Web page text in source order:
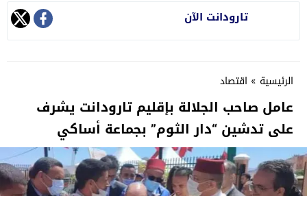
تارودانت الآن
الرئيسية » اقتصاد
عامل صاحب الجلالة بإقليم تارودانت يشرف
على تدشين “دار الثوم” بجماعة أساكي